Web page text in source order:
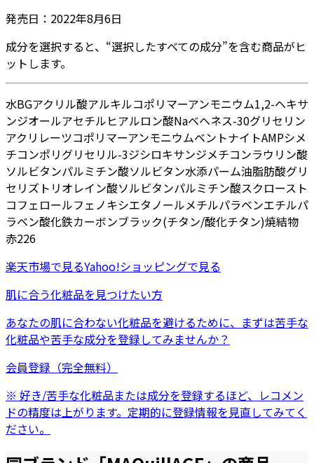
発売日： 2022年8月6日
成分を選択すると、“選択したすべての成分”を含む商品がヒ
ットします。
水BGアクリル酸アルキルコポリマーアンモニウム1,2-ヘキサ
ンジオールアセチルヒアルロン酸Naベヘネス-30グリセリン
アクリレーツコポリマーアンモニウムベントナイトAMPシメ
チコンポリグリセリル-3ジシロキサンジメチコンラウリン酸
ソルビタンパルミチン酸ソルビタン水添パーム油脂肪酸グリ
セリズ トリオレイン酸ソルビタンパルミチン酸スクロース ト
コフェロールフェノキシエタノールメチルパラベンエチルパ
ラベン酸化鉄カーボンブラック(チタン/酸化チタン)焼結物
赤226
楽天市場で見るYahoo!ショッピングで見る
肌に合う化粧品を見つけたい方
あなたの肌に合わない化粧品を避けるために、まずは苦手な
化粧品や苦手な成分を登録してみませんか？
会員登録（完全無料）
※ 好き/苦手な化粧品または成分を登録するほど、レコメン
ドの精度は上がります。定期的に登録情報を見直してみてく
ださい。